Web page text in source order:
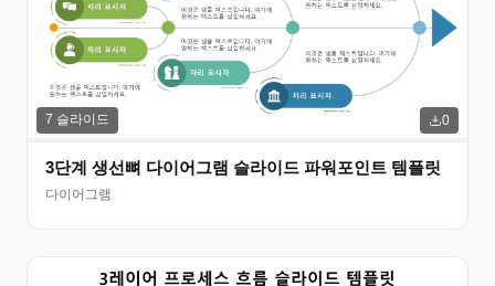
7 슬라이드 0
3단계 생선뼈 다이어그램 슬라이드 파워포인트 템플릿
다이어그램